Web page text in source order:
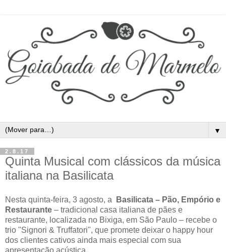
▼
2.8.17
Quinta Musical com clássicos da música
italiana na Basilicata
Nesta quinta-feira, 3 agosto, a
Basilicata – Pão, Empório e
Restaurante – tradicional casa italiana de pães e
restaurante, localizada no Bixiga, em São Paulo – recebe o
trio "Signori & Truffatori", que promete deixar o happy hour
dos clientes cativos ainda mais especial com sua
apresentação acústica.